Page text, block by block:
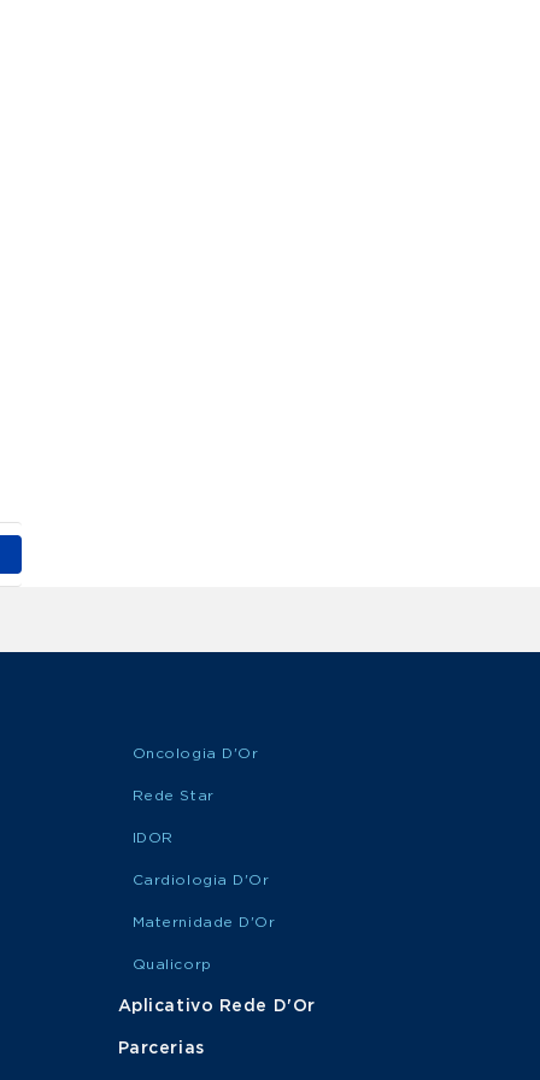
Oncologia D'Or
Rede Star
IDOR
Cardiologia D'Or
Maternidade D'Or
Qualicorp
Aplicativo Rede D'Or
Parcerias